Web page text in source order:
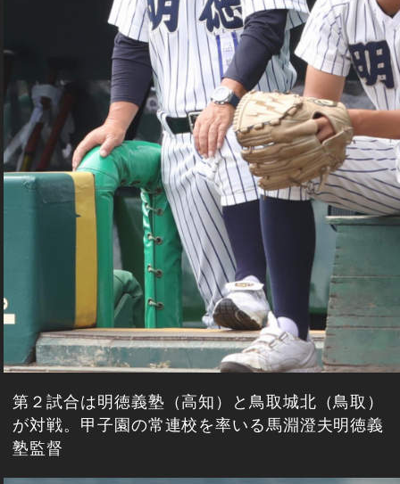
第２試合は明徳義塾（高知）と鳥取城北（鳥取）
が対戦。甲子園の常連校を率いる馬淵澄夫明徳義
塾監督